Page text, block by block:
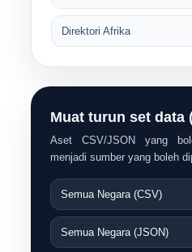
Direktori Afrika
Muat turun set data
Aset CSV/JSON yang
menjadi sumber yang boleh
Semua Negara (CSV)
Semua Negara (JSON)